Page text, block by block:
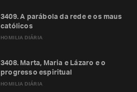
HOMILIA DIÁRIA
3409. A parábola da rede e os maus
católicos
HOMILIA DIÁRIA
3408. Marta, Maria e Lázaro e o
progresso espiritual